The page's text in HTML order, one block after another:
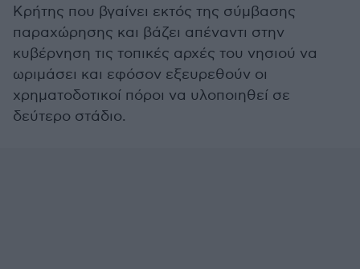
Κρήτης που βγαίνει εκτός της σύμβασης
παραχώρησης και βάζει απέναντι στην
κυβέρνηση τις τοπικές αρχές του νησιού να
ωριμάσει και εφόσον εξευρεθούν οι
χρηματοδοτικοί πόροι να υλοποιηθεί σε
δεύτερο στάδιο.